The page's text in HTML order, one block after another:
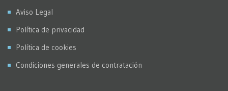
Aviso Legal
Política de privacidad
Política de cookies
Condiciones generales de contratación